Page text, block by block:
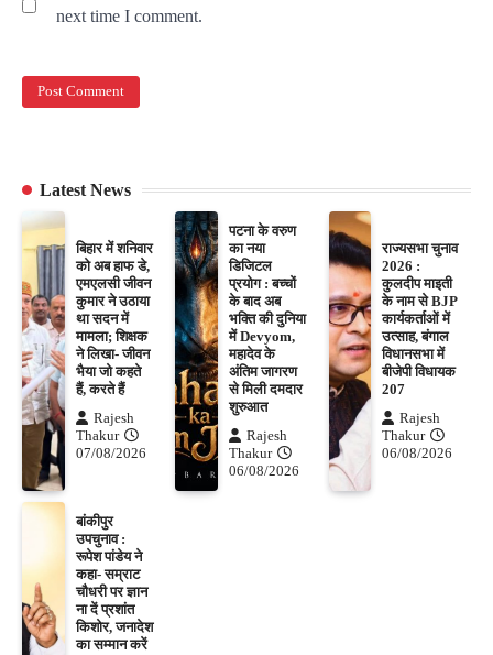
next time I comment.
Latest News
बिहार में शनिवार
को अब हाफ डे,
एमएलसी जीवन
कुमार ने उठाया
था सदन में
मामला; शिक्षक
ने लिखा- जीवन
भैया जो कहते
हैं, करते हैं
Rajesh
Thakur
07/08/2026
पटना के वरुण
का नया
डिजिटल
प्रयोग : बच्चों
के बाद अब
भक्ति की दुनिया
में Devyom,
महादेव के
अंतिम जागरण
से मिली दमदार
शुरुआत
Rajesh
Thakur
06/08/2026
राज्यसभा चुनाव
2026 :
कुलदीप माइती
के नाम से BJP
कार्यकर्ताओं में
उत्साह, बंगाल
विधानसभा में
बीजेपी विधायक
207
Rajesh
Thakur
06/08/2026
बांकीपुर
उपचुनाव :
रूपेश पांडेय ने
कहा- सम्राट
चौधरी पर ज्ञान
ना दें प्रशांत
किशोर, जनादेश
का सम्मान करें